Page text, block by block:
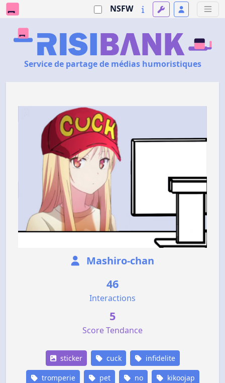
NSFW
Service de partage de médias humoristiques
Mashiro-chan
46
Interactions
5
Score Tendance
sticker cuck infidelite
tromperie pet no kikoojap